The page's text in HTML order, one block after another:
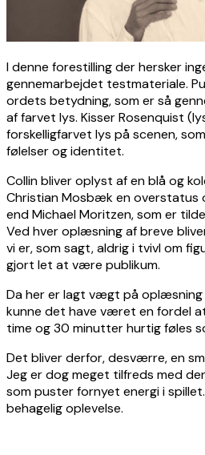
I denne forestilling der hersker
gennemarbejdet testmateriale.
ordets betydning, som er så
af farvet lys. Kisser Rosenquist
forskelligfarvet lys på scenen,
følelser og identitet.
Collin bliver oplyst af en blå og
Christian Mosbæk en overstatus
end Michael Moritzen, som er
Ved hver oplæsning af breve
vi er, som sagt, aldrig i tvivl om
gjort let at være publikum.
Da her er lagt vægt på
kunne det have været en fordel
time og 30 minutter hurtig føles
Det bliver derfor, desværre, en
Jeg er dog meget tilfreds med
som puster fornyet energi i
behagelig oplevelse.